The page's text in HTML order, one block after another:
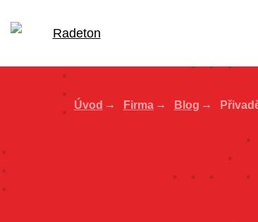
Úvod Firma Blog